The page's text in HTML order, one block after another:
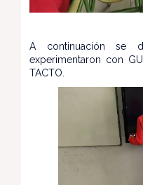
A continuación se
experimentaron con
TACTO.